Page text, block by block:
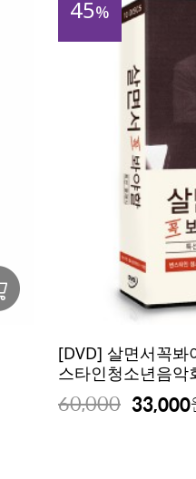
45%
[DVD] 살면서꼭봐
스타인청소년음악
60,000 33,000